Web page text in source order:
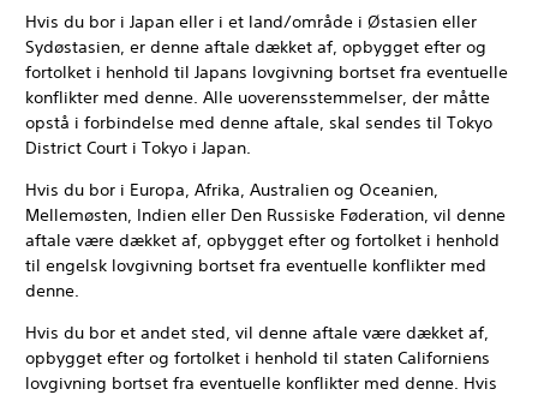
Hvis du bor i Japan eller i et land/område i Østasien eller
Sydøstasien, er denne aftale dækket af, opbygget efter og
fortolket i henhold til Japans lovgivning bortset fra eventuelle
konflikter med denne. Alle uoverensstemmelser, der måtte
opstå i forbindelse med denne aftale, skal sendes til Tokyo
District Court i Tokyo i Japan.
Hvis du bor i Europa, Afrika, Australien og Oceanien,
Mellemøsten, Indien eller Den Russiske Føderation, vil denne
aftale være dækket af, opbygget efter og fortolket i henhold
til engelsk lovgivning bortset fra eventuelle konflikter med
denne.
Hvis du bor et andet sted, vil denne aftale være dækket af,
opbygget efter og fortolket i henhold til staten Californiens
lovgivning bortset fra eventuelle konflikter med denne. Hvis